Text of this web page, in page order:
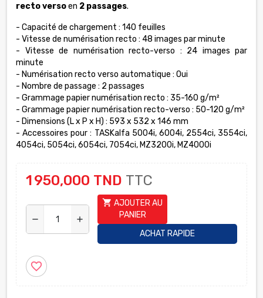
recto versoen 2 passages.
- Capacité de chargement : 140 feuilles
- Vitesse de numérisation recto : 48 images par minute
- Vitesse de numérisation recto-verso : 24 images par
minute
- Numérisation recto verso automatique : Oui
- Nombre de passage : 2 passages
- Grammage papier numérisation recto : 35-160 g/m²
- Grammage papier numérisation recto-verso : 50-120 g/m²
- Dimensions (L x P x H) : 593 x 532 x 146 mm
- Accessoires pour : TASKalfa 5004i, 6004i, 2554ci, 3554ci,
4054ci, 5054ci, 6054ci, 7054ci, MZ3200i, MZ4000i
1 950,000 TND TTC
remove add
shopping_cart AJOUTER AU
PANIER
ACHAT RAPIDE
favorite_border